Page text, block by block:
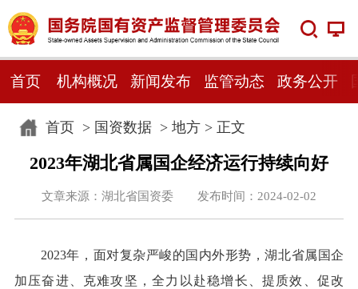
首页 机构概况 新闻发布 监管动态 政务公开
首页> 国资数据> 地方> 正文
2023年湖北省属国企经济运行持续向好
文章来源：湖北省国资委 发布时间：2024-02-02
2023年，面对复杂严峻的国内外形势，湖北省属国企
加压奋进、克难攻坚，全力以赴稳增长、提质效、促改